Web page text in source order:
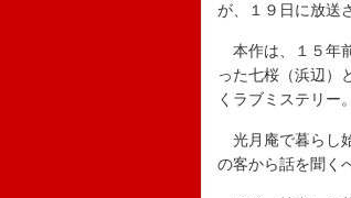
が、１９日に放送
本作は、１５年
った七桜（浜辺）
くラブミステリー。
光月庵で暮らし
の客から話を聞く